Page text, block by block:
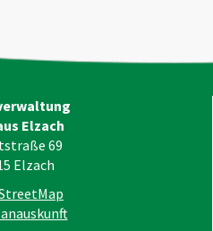
Elzach
69
Elzach